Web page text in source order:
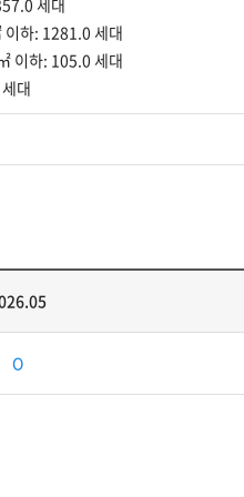
세대
하: 1281.0 세대
이하: 105.0 세대
대